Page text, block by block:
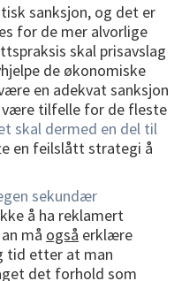
sanksjon, og det er
for de mer alvorlige
skal prisavslag
de økonomiske
en adekvat sanksjon
tilfelle for de fleste
skal dermed en del til
en feilslått strategi å
sekundær
å ha reklamert
må også erklære
tid etter at man
det forhold som